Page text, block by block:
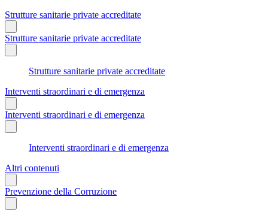
Strutture sanitarie private accreditate
Strutture sanitarie private accreditate
Strutture sanitarie private accreditate
Interventi straordinari e di emergenza
Interventi straordinari e di emergenza
Interventi straordinari e di emergenza
Altri contenuti
Prevenzione della Corruzione